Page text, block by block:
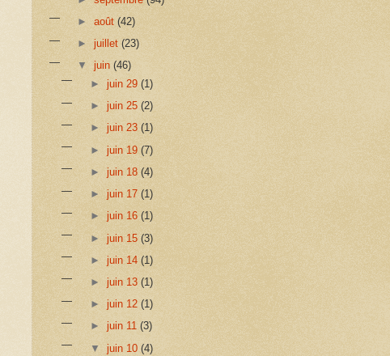
►août(42)
► juillet(23)
▼juin(46)
► juin 29 (1)
► juin 25 (2)
► juin 23 (1)
► juin 19 (7)
► juin 18 (4)
► juin 17 (1)
► juin 16 (1)
► juin 15 (3)
► juin 14 (1)
► juin 13 (1)
► juin 12 (1)
► juin 11 (3)
▼ juin 10 (4)